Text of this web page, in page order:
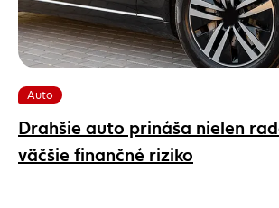
Auto
Drahšie auto prináša nielen
väčšie finančné riziko